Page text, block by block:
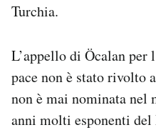
Turchia.
L’appello di Öcalan per
pace non è stato
non è mai nominata nel
anni molti esponenti